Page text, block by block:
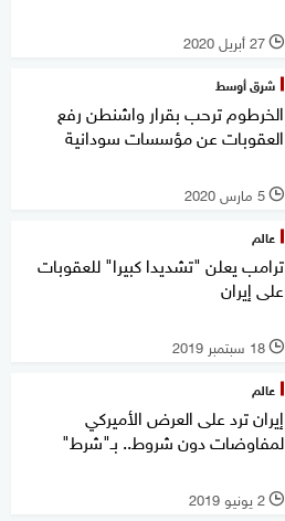
l 27 أبريل 2020
شرق أوسط
الخرطوم ترحب بقرار واشنطن رفع
العقوبات عن مؤسسات سودانية
l 5 مارس 2020
عالم
ترامب يعلن "تشديدا كبيرا" للعقوبات
على إيران
l 18 سبتمبر 2019
عالم
إيران ترد على العرض الأميركي
لمفاوضات دون شروط.. بـ"شرط"
l 2 يونيو 2019